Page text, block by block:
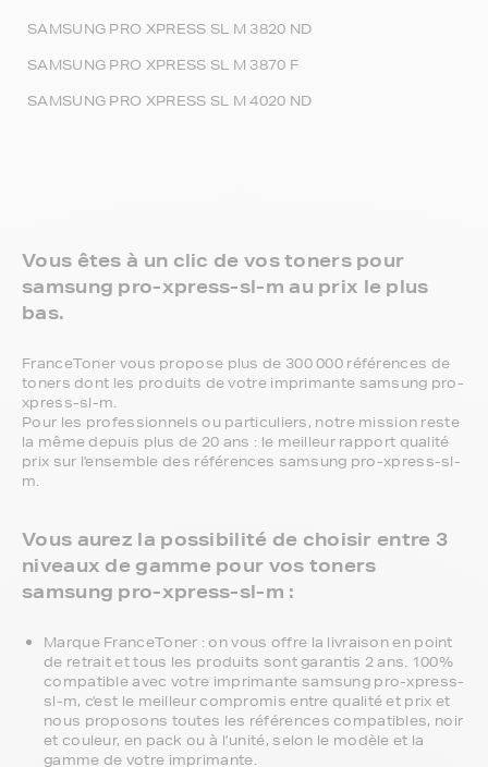
SAMSUNG PRO XPRESS SL M 3820 ND
SAMSUNG PRO XPRESS SL M 3870 F
SAMSUNG PRO XPRESS SL M 4020 ND
Vous êtes à un clic de vos toners pour
samsung pro-xpress-sl-m au prix le plus
bas.
FranceToner vous propose plus de 300 000 références de
toners dont les produits de votre imprimante samsung pro-
xpress-sl-m.
Pour les professionnels ou particuliers, notre mission reste
la même depuis plus de 20 ans : le meilleur rapport qualité
prix sur l'ensemble des références samsung pro-xpress-sl-
m.
Vous aurez la possibilité de choisir entre 3
niveaux de gamme pour vos toners
samsung pro-xpress-sl-m :
Marque FranceToner : on vous offre la livraison en point
de retrait et tous les produits sont garantis 2 ans. 100%
compatible avec votre imprimante samsung pro-xpress-
sl-m, c'est le meilleur compromis entre qualité et prix et
nous proposons toutes les références compatibles, noir
et couleur, en pack ou à l’unité, selon le modèle et la
gamme de votre imprimante.